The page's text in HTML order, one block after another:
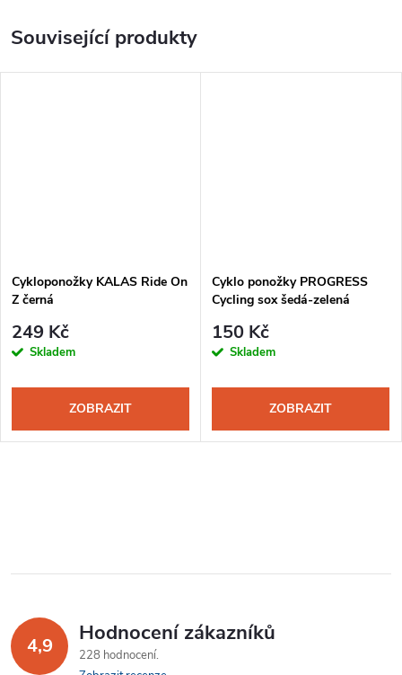
Související produkty
Cykloponožky KALAS Ride On
Z černá
249 Kč
Skladem
ZOBRAZIT
Cyklo ponožky PROGRESS
Cycling sox šedá-zelená
150 Kč
Skladem
ZOBRAZIT
4,9 Hodnocení zákazníků
228 hodnocení